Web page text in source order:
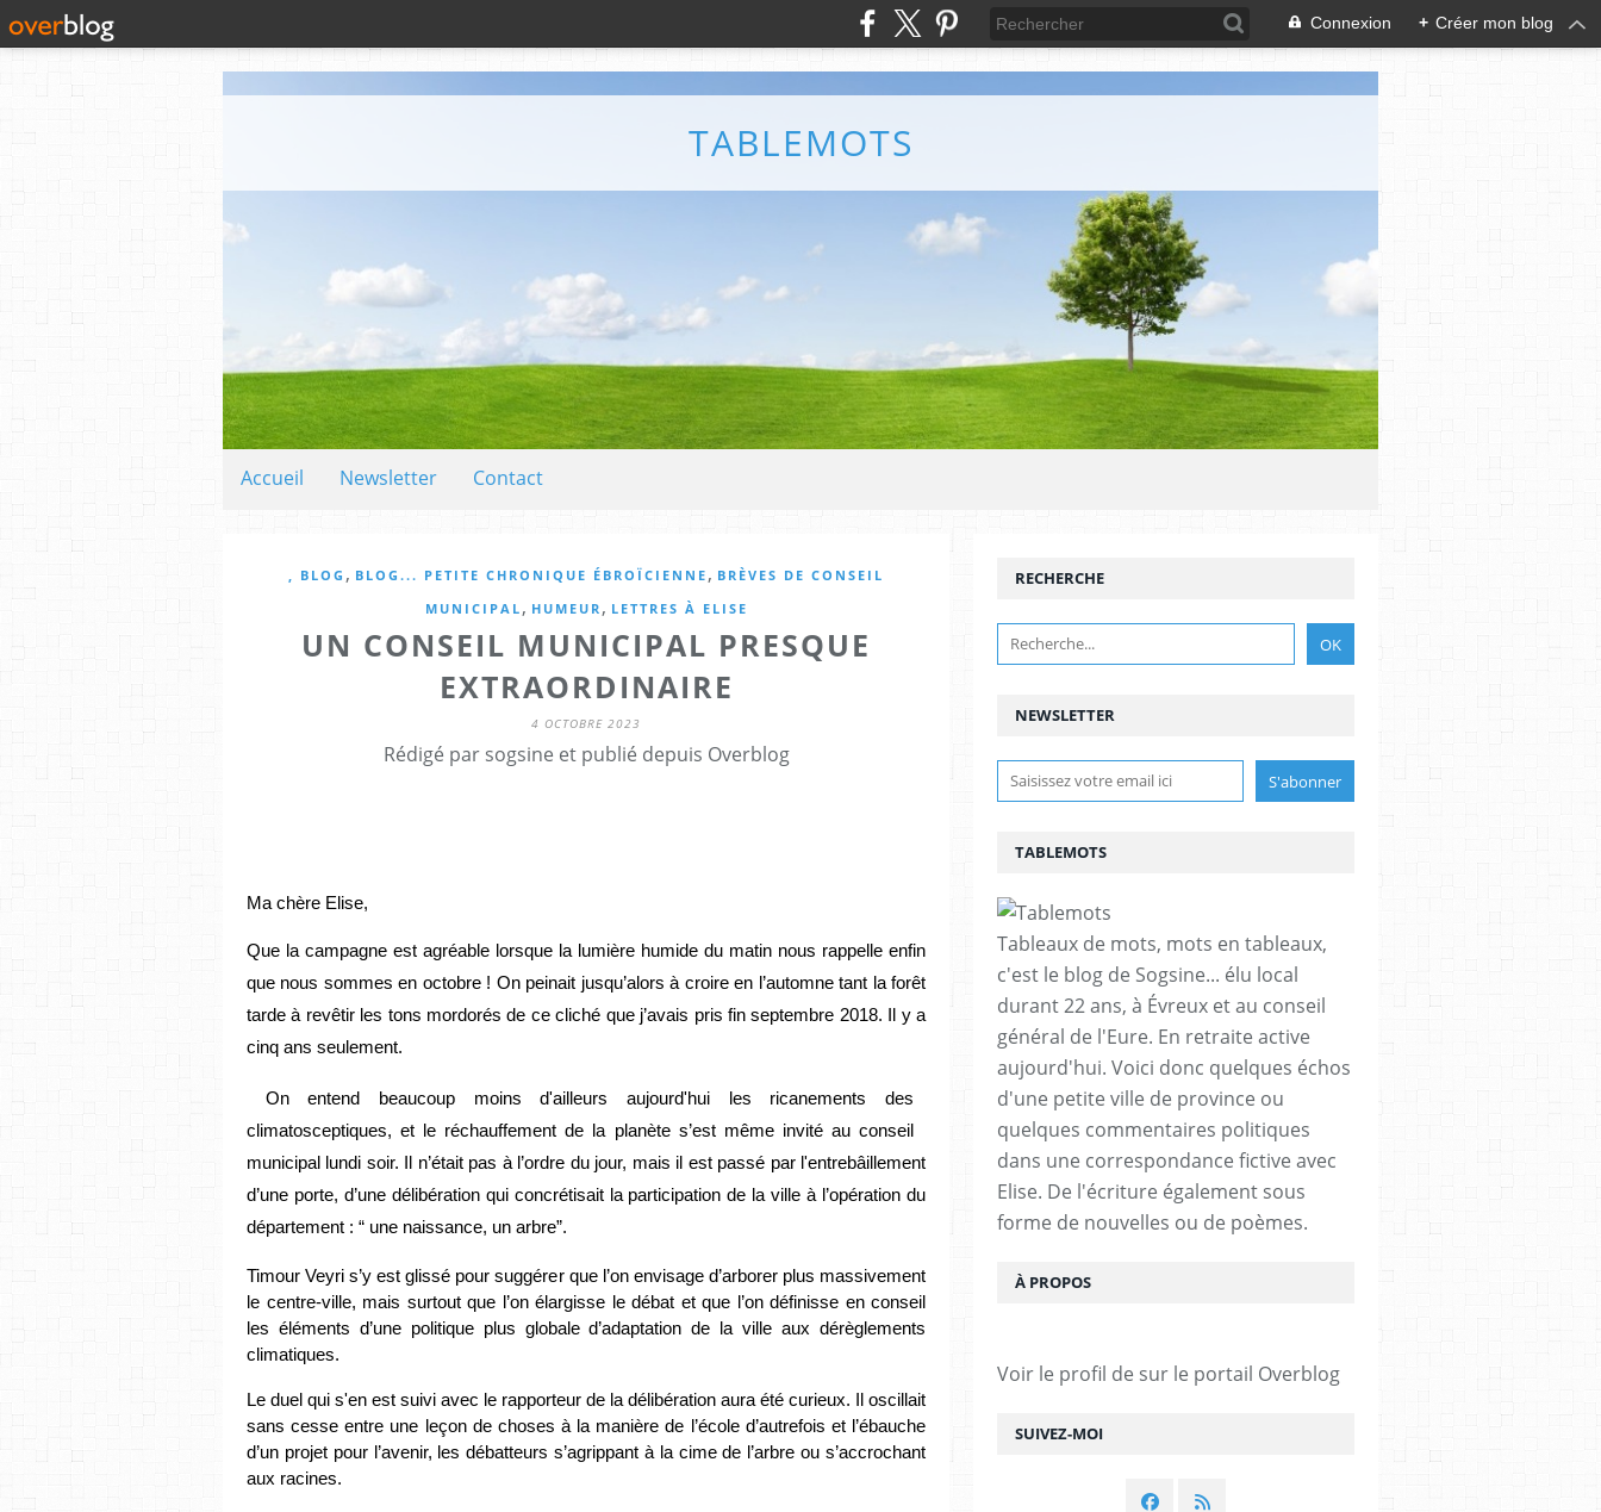
Connexion + Créer mon blog
TABLEMOTS
Accueil Newsletter Contact
, BLOG , BLOG... PETITE CHRONIQUE ÉBROÏCIENNE , BRÈVES DE CONSEIL
MUNICIPAL , HUMEUR , LETTRES À ELISE
UN CONSEIL MUNICIPAL PRESQUE
EXTRAORDINAIRE
4 OCTOBRE 2023
Rédigé par sogsine et publié depuis Overblog
Ma chère Elise,
Que la campagne est agréable lorsque la lumière humide du matin nous rappelle enfin
que nous sommes en octobre ! On peinait jusqu’alors à croire en l’automne tant la forêt
tarde à revêtir les tons mordorés de ce cliché que j’avais pris fin septembre 2018. Il y a
cinq ans seulement.
On entend beaucoup moins d'ailleurs aujourd'hui les ricanements des
climatosceptiques, et le réchauffement de la planète s’est même invité au conseil
municipal lundi soir.
Il n’était pas à l’ordre du jour, mais il est passé par l'entrebâillement
d’une porte, d’une délibération qui concrétisait la participation de la ville à l’opération du
département : “ une naissance, un arbre”.
Timour Veyri s’y est glissé pour suggérer que l’on envisage d’arborer plus massivement
le centre-ville, mais surtout que l’on élargisse le débat et que l’on définisse en conseil
les éléments d’une politique plus globale d’adaptation de la ville aux dérèglements
climatiques.
Le duel qui s'en est suivi avec le rapporteur de la délibération aura été curieux. Il oscillait
sans cesse entre une leçon de choses à la manière de l’école d’autrefois et l’ébauche
d’un projet pour l’avenir, les débatteurs s’agrippant à la cime de l’arbre ou s’accrochant
aux racines.
NEWSLETTER
SUIVEZ-MOI
RECHERCHE
TABLEMOTS
Tableaux de mots, mots en tableaux,
c'est le blog de Sogsine... élu local
durant 22 ans, à Évreux et au conseil
général de l'Eure. En retraite active
aujourd'hui. Voici donc quelques échos
d'une petite ville de province ou
quelques commentaires politiques
dans une correspondance fictive avec
Elise. De l'écriture également sous
forme de nouvelles ou de poèmes.
À PROPOS
Voir le profil de sur le portail Overblog